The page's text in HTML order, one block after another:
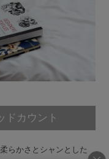
ドカウント
らかさとシャンとした